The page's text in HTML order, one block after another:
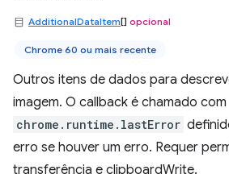
AdditionalDataItem[] opcional
Chrome 60 ou mais recente
Outros itens de dados para
imagem. O callback é chamado com
chrome.runtime.lastError
erro se houver um erro. Requer
transferência e clipboardWrite.